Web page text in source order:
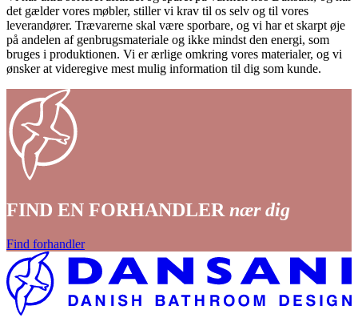
det gælder vores møbler, stiller vi krav til os selv og til vores
leverandører. Trævarerne skal være sporbare, og vi har et skarpt øje
på andelen af genbrugsmateriale og ikke mindst den energi, som
bruges i produktionen. Vi er ærlige omkring vores materialer, og vi
ønsker at videregive mest mulig information til dig som kunde.
FIND EN FORHANDLER nær dig
Find forhandler